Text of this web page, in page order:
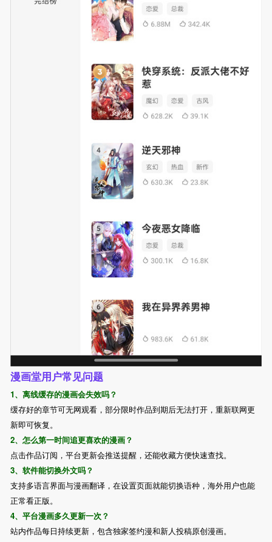
漫画堂用户常见问题
1、离线缓存的漫画会失效吗？
缓存好的章节可无网观看，部分限时作品到期后无法打开，重新联网更
新即可恢复。
2、怎么第一时间追更喜欢的漫画？
点击作品订阅，平台更新会推送提醒，还能收藏方便快速查找。
3、软件能切换外文吗？
支持多语言界面与漫画翻译，在设置页面就能切换语种，海外用户也能
正常看正版。
4、平台漫画多久更新一次？
站内作品每日持续更新，包含独家签约漫和新人投稿原创漫画。